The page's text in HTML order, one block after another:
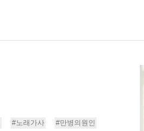
#노래가사
#만병의원인